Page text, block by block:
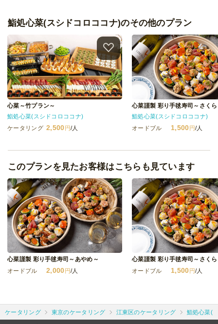
鮨処心菜(スシドコロココナ)のその他のプラン
心菜～竹プラン～
鮨処心菜(スシドコロココナ)
ケータリング 2,500円/人
心菜謹製 彩り手毬寿司～さく
鮨処心菜(スシドコロココナ)
オードブル
1,500円/人
このプランを見たお客様はこちらも見ています
心菜謹製 彩り手毬寿司～あやめ～
オードブル
2,000 円/人
心菜謹製 彩り手毬寿司～さく
オードブル
1,500 円/人
ケータリング 東京のケータリング 江東区のケータリング 鮨処心菜(